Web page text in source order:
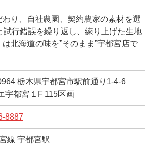
り、自社農園、契約農家の素材を選
試行錯誤を繰り返し、練り上げた生地
北海道の味を”そのまま”宇都宮店で
栃木県宇都宮市駅前通り1-4-6
宇都宮１F 115区画
8887
線 宇都宮駅